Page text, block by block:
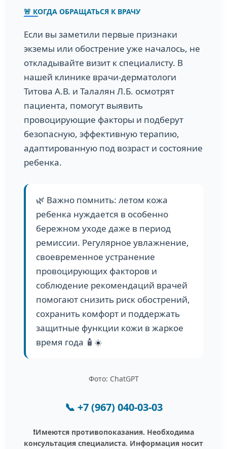
🚨 КОГДА ОБРАЩАТЬСЯ К ВРАЧУ
Если вы заметили первые признаки
экземы или обострение уже началось, не
откладывайте визит к специалисту. В
нашей клинике врачи-дерматологи
Титова А.В. и Талалян Л.Б. осмотрят
пациента, помогут выявить
провоцирующие факторы и подберут
безопасную, эффективную терапию,
адаптированную под возраст и состояние
ребенка.
🌿 Важно помнить: летом кожа
ребенка нуждается в особенно
бережном уходе даже в период
ремиссии. Регулярное увлажнение,
своевременное устранение
провоцирующих факторов и
соблюдение рекомендаций врачей
помогают снизить риск обострений,
сохранить комфорт и поддержать
защитные функции кожи в жаркое
время года 🧴☀️
Фото: ChatGPT
📞 +7 (967) 040-03-03
❗️Имеются противопоказания. Необходима
консультация специалиста. Информация носит